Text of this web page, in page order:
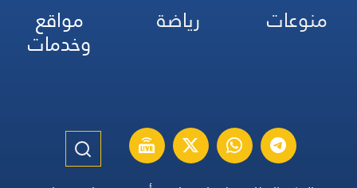
منوعات
رياضة مواقع
وخدمات